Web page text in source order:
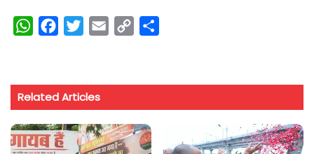
W
t
s
A
p
e
b
o
o
t
t
e
r
i
y
i
n
r
Related Articles